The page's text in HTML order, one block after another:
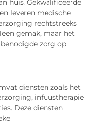
huis. Gekwalificeerde
leveren medische
rechtstreeks
gemak, maar het
zorg op
diensten zoals het
infuustherapie
Deze diensten